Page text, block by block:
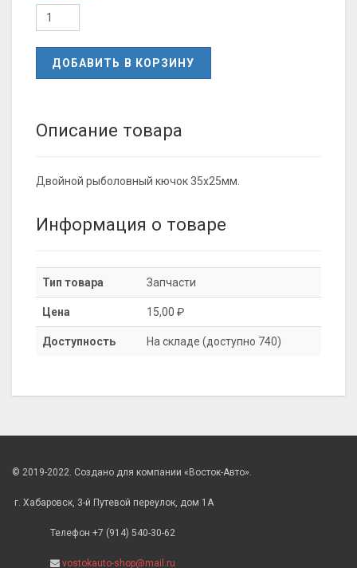
ДОБАВИТЬ В КОРЗИНУ
Описание товара
Двойной рыболовный кючок 35х25мм.
Информация о товаре
Тип товара Запчасти
Цена 15,00 ₽
Доступность На складе (доступно 740)
© 2019-2022. Создано для компании «Восток-Авто».
г. Хабаровск, 3-й Путевой переулок, дом 1А
Телефон +7 (914) 540-30-62
vostokauto-shop@mail.ru